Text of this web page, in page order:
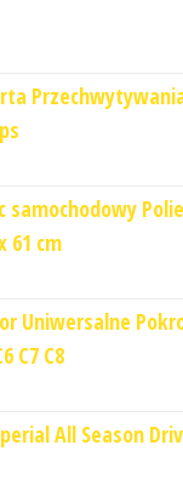
samochodowy
61 cm
Uniwersalne
C7 C8
All Season